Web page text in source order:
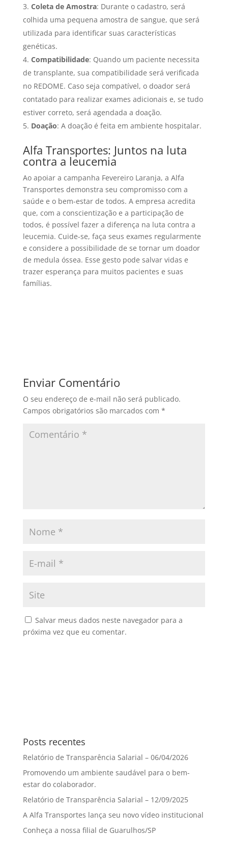
Coleta de Amostra: Durante o cadastro, será
colhida uma pequena amostra de sangue, que será
utilizada para identificar suas características
genéticas.
Compatibilidade: Quando um paciente necessita
de transplante, sua compatibilidade será verificada
no REDOME. Caso seja compatível, o doador será
contatado para realizar exames adicionais e, se tudo
estiver correto, será agendada a doação.
Doação: A doação é feita em ambiente hospitalar.
Alfa Transportes: Juntos na luta
contra a leucemia
Ao apoiar a campanha Fevereiro Laranja, a Alfa
Transportes demonstra seu compromisso com a
saúde e o bem-estar de todos. A empresa acredita
que, com a conscientização e a participação de
todos, é possível fazer a diferença na luta contra a
leucemia. Cuide-se, faça seus exames regularmente
e considere a possibilidade de se tornar um doador
de medula óssea. Esse gesto pode salvar vidas e
trazer esperança para muitos pacientes e suas
famílias.
Enviar Comentário
O seu endereço de e-mail não será publicado.
Campos obrigatórios são marcados com *
Salvar meus dados neste navegador para a
próxima vez que eu comentar.
Posts recentes
Relatório de Transparência Salarial – 06/04/2026
Promovendo um ambiente saudável para o bem-
estar do colaborador.
Relatório de Transparência Salarial – 12/09/2025
A Alfa Transportes lança seu novo vídeo institucional
Conheça a nossa filial de Guarulhos/SP